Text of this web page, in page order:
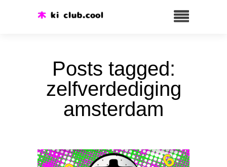
Posts tagged:
zelfverdediging
amsterdam